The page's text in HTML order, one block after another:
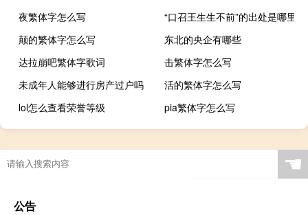
夜繁体字怎么写
“口召王生生不前”的出处是哪里
颠的繁体字怎么写
东北的央企有哪些
达拉崩吧繁体字歌词
击繁体字怎么写
未成年人能够进行房产过户吗
活的繁体字怎么写
lol怎么查看荣誉等级
pia繁体字怎么写
☚
公告